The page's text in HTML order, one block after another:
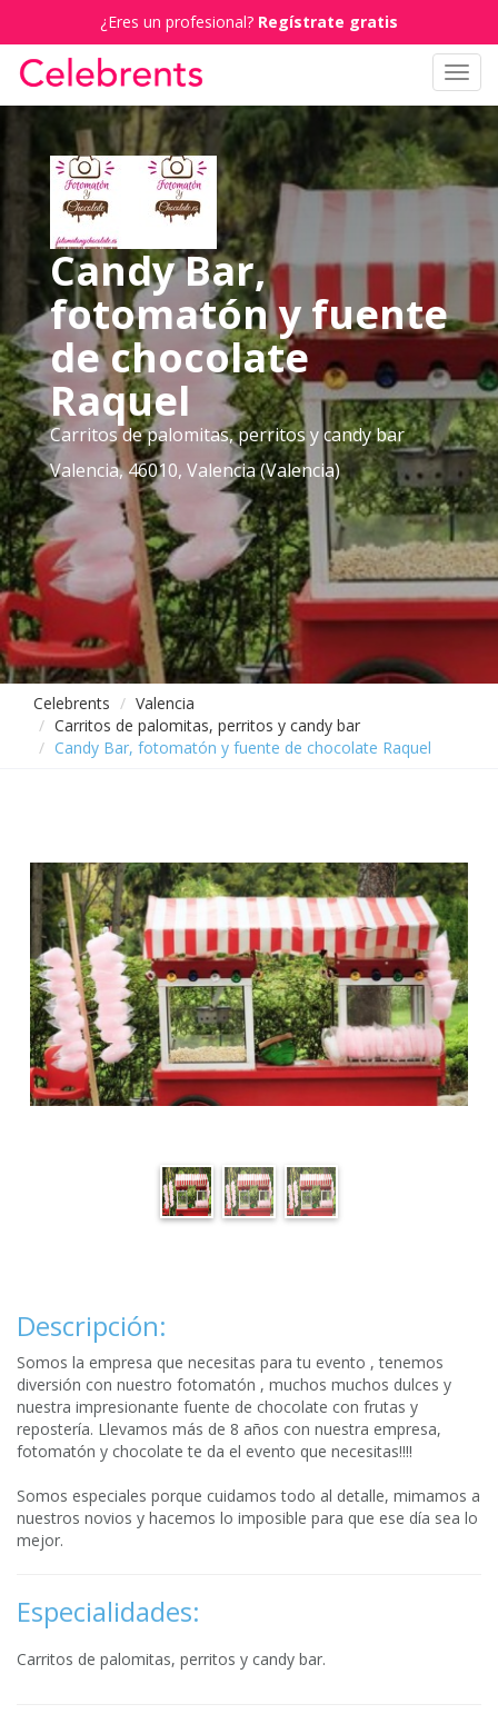
¿Eres un profesional? Regístrate gratis
Candy Bar,
fotomatón y fuente
de chocolate
Raquel
Carritos de palomitas, perritos y candy bar
Valencia, 46010, Valencia (Valencia)
Celebrents
Valencia
Carritos de palomitas, perritos y candy bar
Candy Bar, fotomatón y fuente de chocolate Raquel
Descripción:
Somos la empresa que necesitas para tu evento , tenemos
diversión con nuestro fotomatón , muchos muchos dulces y
nuestra impresionante fuente de chocolate con frutas y
repostería. Llevamos más de 8 años con nuestra empresa,
fotomatón y chocolate te da el evento que necesitas!!!!
Somos especiales porque cuidamos todo al detalle, mimamos a
nuestros novios y hacemos lo imposible para que ese día sea lo
mejor.
Especialidades:
Carritos de palomitas, perritos y candy bar.